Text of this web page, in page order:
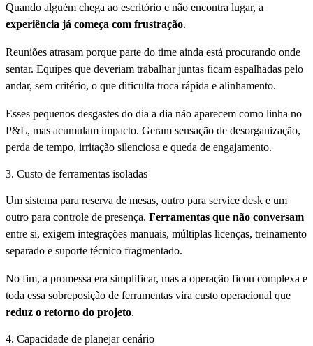
Quando alguém chega ao escritório e não encontra lugar, a
experiência já começa com frustração.
Reuniões atrasam porque parte do time ainda está procurando onde
sentar. Equipes que deveriam trabalhar juntas ficam espalhadas pelo
andar, sem critério, o que dificulta troca rápida e alinhamento.
Esses pequenos desgastes do dia a dia não aparecem como linha no
P&L, mas acumulam impacto. Geram sensação de desorganização,
perda de tempo, irritação silenciosa e queda de engajamento.
3. Custo de ferramentas isoladas
Um sistema para reserva de mesas, outro para service desk e um
outro para controle de presença. Ferramentas que não conversam
entre si, exigem integrações manuais, múltiplas licenças, treinamento
separado e suporte técnico fragmentado.
No fim, a promessa era simplificar, mas a operação ficou complexa e
toda essa sobreposição de ferramentas vira custo operacional que
reduz o retorno do projeto.
4. Capacidade de planejar cenário